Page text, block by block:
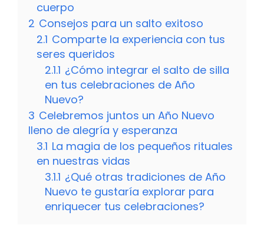
cuerpo
2 Consejos para un salto exitoso
2.1 Comparte la experiencia con tus
seres queridos
2.1.1 ¿Cómo integrar el salto de silla
en tus celebraciones de Año
Nuevo?
3 Celebremos juntos un Año Nuevo
lleno de alegría y esperanza
3.1 La magia de los pequeños rituales
en nuestras vidas
3.1.1 ¿Qué otras tradiciones de Año
Nuevo te gustaría explorar para
enriquecer tus celebraciones?